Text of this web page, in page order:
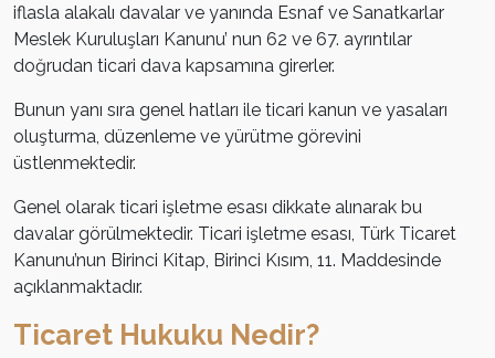
iflasla alakalı davalar ve yanında Esnaf ve Sanatkarlar
Meslek Kuruluşları Kanunu’ nun 62 ve 67. ayrıntılar
doğrudan ticari dava kapsamına girerler.
Bunun yanı sıra genel hatları ile ticari kanun ve yasaları
oluşturma, düzenleme ve yürütme görevini
üstlenmektedir.
Genel olarak ticari işletme esası dikkate alınarak bu
davalar görülmektedir. Ticari işletme esası, Türk Ticaret
Kanunu’nun Birinci Kitap, Birinci Kısım, 11. Maddesinde
açıklanmaktadır.
Ticaret Hukuku Nedir?